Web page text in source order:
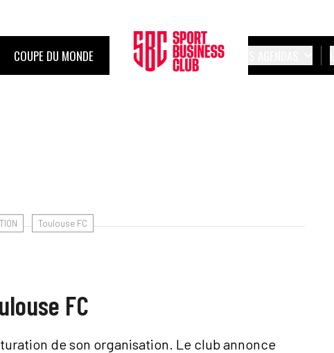
COUPE DU MONDE
Toulouse FC
FC
de son organisation. Le club annonce